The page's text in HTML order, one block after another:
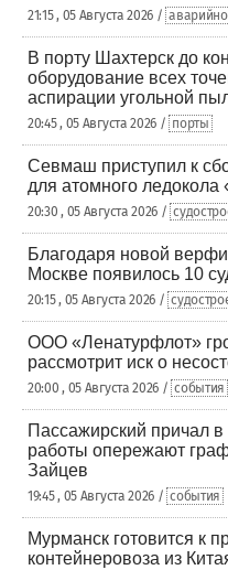
21:15 , 05 Августа 2026 /
В порту Шахтерск до
оборудование всех
аспирации угольной
20:45 , 05 Августа 2026 / порты
Севмаш приступил к
для атомного ледокола
20:30 , 05 Августа 2026 /
Благодаря новой
Москве появилось 10
20:15 , 05 Августа 2026 /
ООО «Ленатурфлот»
рассмотрит иск о
20:00 , 05 Августа 2026 / события
Пассажирский причал
работы опережают
Зайцев
19:45 , 05 Августа 2026 / события
Мурманск готовится к
контейнеровоза из